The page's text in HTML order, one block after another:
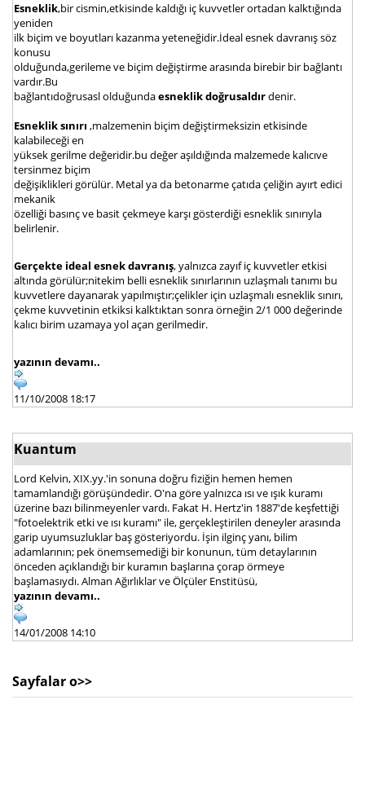
Esneklik,bir cismin,etkisinde kaldığı iç kuvvetler ortadan kalktığında
yeniden
ilk biçim ve boyutları kazanma yeteneğidir.İdeal esnek davranış söz
konusu
olduğunda,gerileme ve biçim değiştirme arasında birebir bir bağlantı
vardır.Bu
bağlantıdoğrusasl olduğundaesneklik doğrusaldırdenir.
Esneklik sınırı ,malzemenin biçim değiştirmeksizin etkisinde
kalabileceği en
yüksek gerilme değeridir.bu değer aşıldığında malzemede kalıcıve
tersinmez biçim
değişiklikleri görülür. Metal ya da betonarme çatıda çeliğin ayırt edici
mekanik
özelliği basınç ve basit çekmeye karşı gösterdiği esneklik sınırıyla
belirlenir.
Gerçekte ideal esnek davranış, yalnızca zayıf iç kuvvetler etkisi
altında görülür;nitekim belli esneklik sınırlarının uzlaşmalı tanımı bu
kuvvetlere dayanarak yapılmıştır;çelikler için uzlaşmalı esneklik sınırı,
çekme kuvvetinin etkiksi kalktıktan sonra örneğin 2/1 000 değerinde
kalıcı birim uzamaya yol açan gerilmedir.
yazının devamı..
11/10/2008 18:17
Kuantum
Lord Kelvin, XIX.yy.'in sonuna doğru fiziğin hemen hemen
tamamlandığı görüşündedir. O'na göre yalnızca ısı ve ışık kuramı
üzerine bazı bilinmeyenler vardı. Fakat H. Hertz'in 1887'de keşfettiği
"fotoelektrik etki ve ısı kuramı" ile, gerçekleştirilen deneyler arasında
garip uyumsuzluklar baş gösteriyordu. İşin ilginç yanı, bilim
adamlarının; pek önemsemediği bir konunun, tüm detaylarının
önceden açıklandığı bir kuramın başlarına çorap örmeye
başlamasıydı. Alman Ağırlıklar ve Ölçüler Enstitüsü,
yazının devamı..
14/01/2008 14:10
Sayfalar o>>